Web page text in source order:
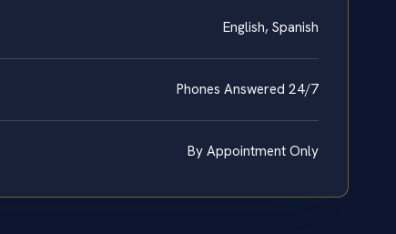
English, Spanish
Phones Answered 24/7
By Appointment Only